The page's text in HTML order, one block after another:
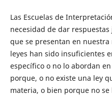
Las Escuelas de
necesidad de dar
que se presentan en
leyes han sido insuficientes
específico o no lo abordan
porque, o no existe una ley
materia, o bien porque no